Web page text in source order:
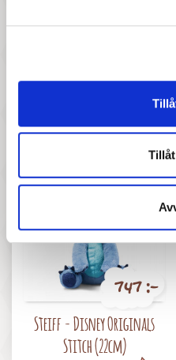
Maileg - Unicorn, Small
747 :-
Steiff - Disney Originals
Stitch (22cm)